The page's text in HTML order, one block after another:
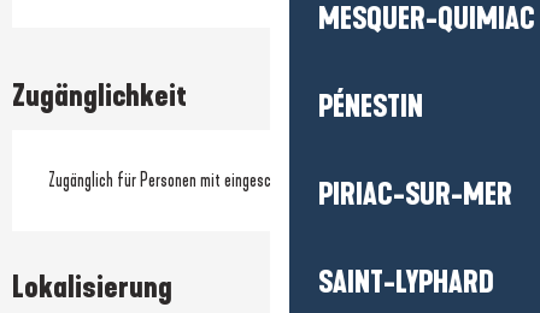
MESQUER-QUIMIAC
PÉNESTIN
PIRIAC-SUR-MER
SAINT-LYPHARD
Zugänglichkeit
Zugänglich für Personen mit eingeschränkter Mobilität
Lokalisierung